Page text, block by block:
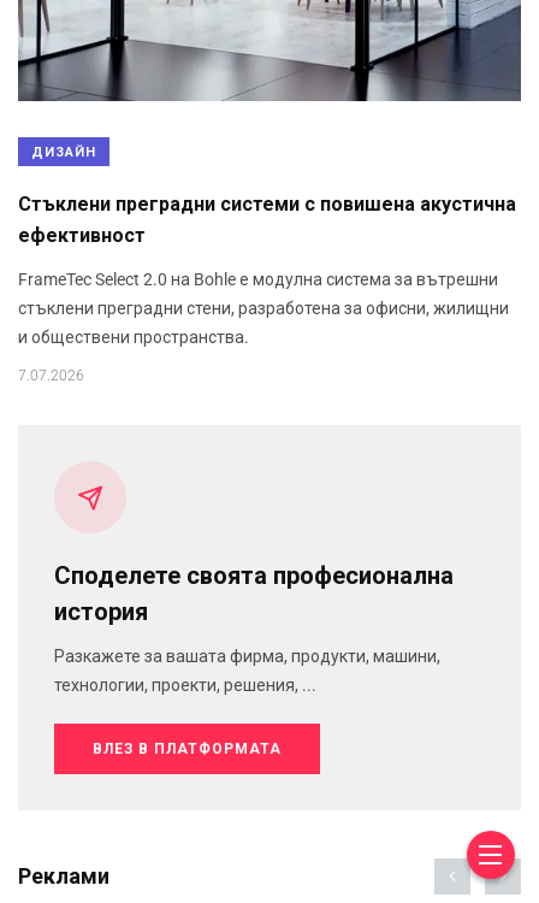
ДИЗАЙН
Стъклени преградни системи с повишена акустична
ефективност
FrameTec Select 2.0 на Bohle е модулна система за вътрешни
стъклени преградни стени, разработена за офисни, жилищни
и обществени пространства.
7.07.2026
Споделете своята професионална
история
Разкажете за вашата фирма, продукти, машини,
технологии, проекти, решения, ...
ВЛЕЗ В ПЛАТФОРМАТА
Реклами